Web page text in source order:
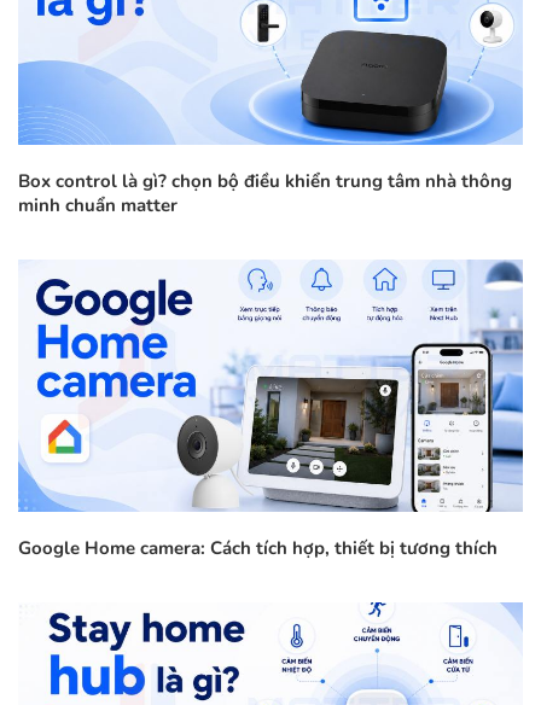
Box control là gì? chọn bộ điều khiển trung tâm nhà thông
minh chuẩn matter
Google Home camera: Cách tích hợp, thiết bị tương thích